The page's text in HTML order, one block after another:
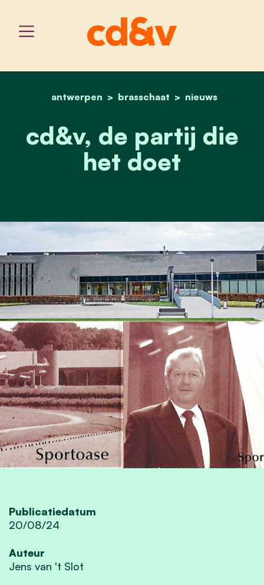
home
antwerpen brasschaat nieuws
cd&v de partij die het
cd&v, de partij die
het doet
Publicatiedatum
20/08/24
Auteur
Jens van 't Slot